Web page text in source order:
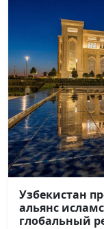
Узбекистан
альянс
глобальный